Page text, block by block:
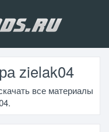
zielak04
все материалы